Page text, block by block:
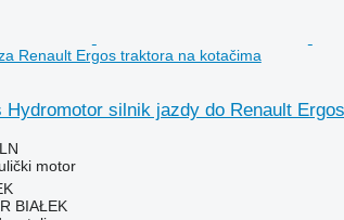
Renault Ergos traktora na kotačima
Hydromotor silnik jazdy do Renault
motor
BIAŁEK